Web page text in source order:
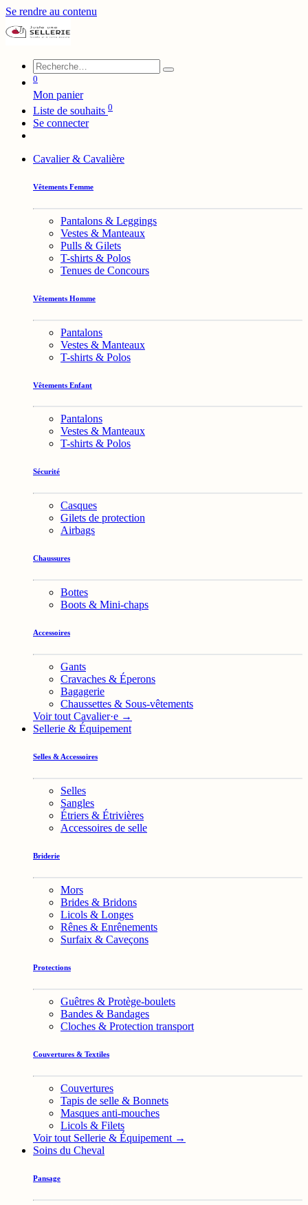
Se rendre au contenu
0
Mon panier
Liste de souhaits 0
Se connecter
Cavalier & Cavalière
Vêtements Femme
Pantalons & Leggings
Vestes & Manteaux
Pulls & Gilets
T-shirts & Polos
Tenues de Concours
Vêtements Homme
Pantalons
Vestes & Manteaux
T-shirts & Polos
Vêtements Enfant
Pantalons
Vestes & Manteaux
T-shirts & Polos
Sécurité
Casques
Gilets de protection
Airbags
Chaussures
Bottes
Boots & Mini-chaps
Accessoires
Gants
Cravaches & Éperons
Bagagerie
Chaussettes & Sous-vêtements
Voir tout Cavalier·e →
Sellerie & Équipement
Selles & Accessoires
Selles
Sangles
Étriers & Étrivières
Accessoires de selle
Briderie
Mors
Brides & Bridons
Licols & Longes
Rênes & Enrênements
Surfaix & Caveçons
Protections
Guêtres & Protège-boulets
Bandes & Bandages
Cloches & Protection transport
Couvertures & Textiles
Couvertures
Tapis de selle & Bonnets
Masques anti-mouches
Licols & Filets
Voir tout Sellerie & Équipement →
Soins du Cheval
Pansage